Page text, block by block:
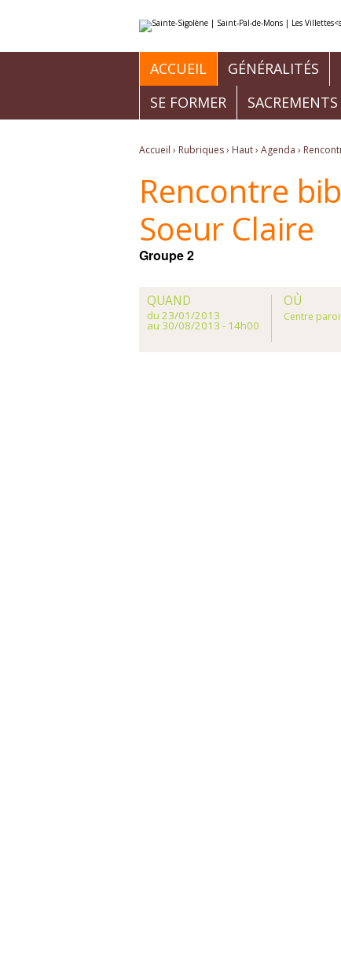
contenu.
ACCUEIL GÉNÉRALITÉS
SE FORMER
SACREMENTS
Accueil › Rubriques› Haut› Agenda ›
Rencontre
Soeur Claire
Groupe 2
QUAND
du 23/01/2013
au 30/08/2013 - 14h00
OÙ
Centre